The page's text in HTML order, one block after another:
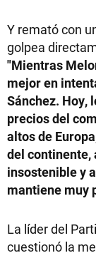
Y remató con
golpea
"Mientras
mejor en
Sánchez. Hoy,
precios del
altos de
del continente,
insostenible y
mantiene muy
La líder del
cuestionó la